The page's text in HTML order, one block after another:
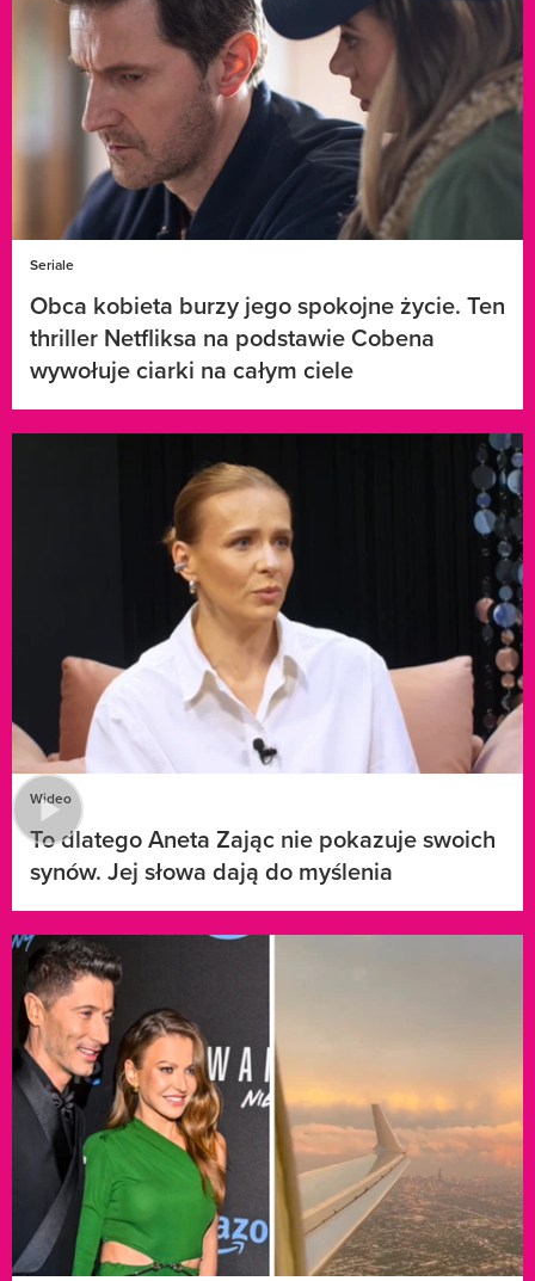
Seriale
Obca kobieta burzy jego spokojne życie. Ten
thriller Netfliksa na podstawie Cobena
wywołuje ciarki na całym ciele
Wideo
To dlatego Aneta Zając nie pokazuje swoich
synów. Jej słowa dają do myślenia